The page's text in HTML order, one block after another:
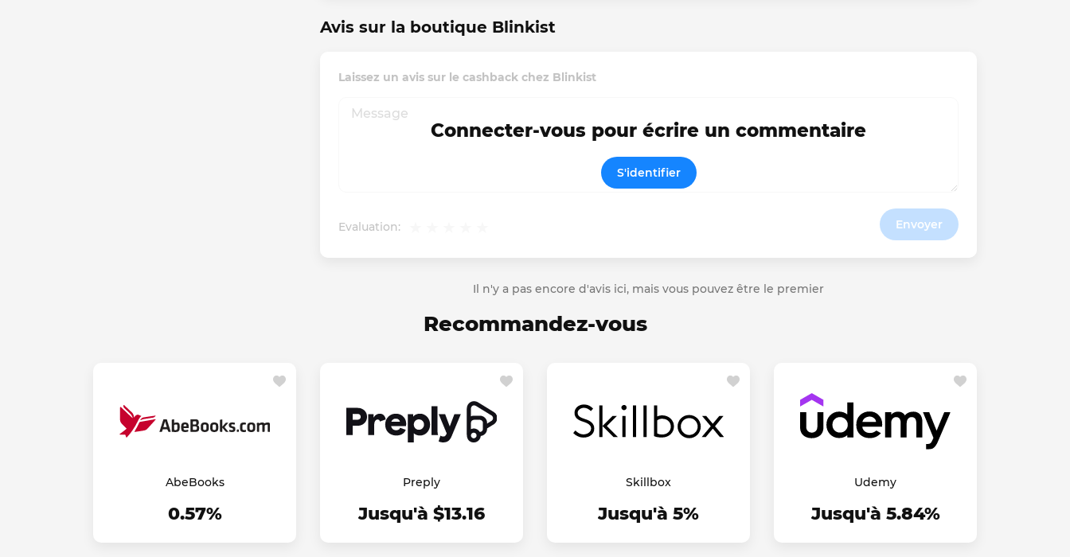
Avis sur la boutique Blinkist
Laissez un avis sur le cashback chez Blinkist
Evaluation: Envoyer
Connecter-vous pour écrire un commentaire
S'identifier
Il n'y a pas encore d'avis ici, mais vous pouvez être le premier
Recommandez-vous
AbeBooks
0.57%
Preply
Jusqu'à $13.16
Skillbox
Jusqu'à 5%
Udemy
Jusqu'à 5.84%